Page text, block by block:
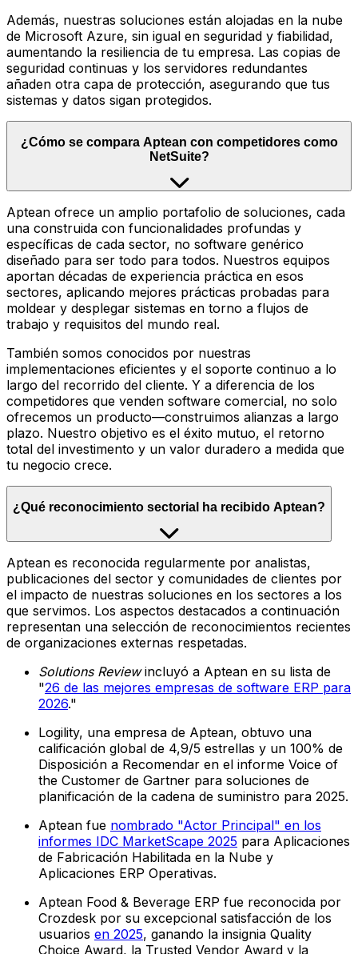
Además, nuestras soluciones están alojadas en la nube
de Microsoft Azure, sin igual en seguridad y fiabilidad,
aumentando la resiliencia de tu empresa. Las copias de
seguridad continuas y los servidores redundantes
añaden otra capa de protección, asegurando que tus
sistemas y datos sigan protegidos.
¿Cómo se compara Aptean con competidores como
NetSuite?
Aptean ofrece un amplio portafolio de soluciones, cada
una construida con funcionalidades profundas y
específicas de cada sector, no software genérico
diseñado para ser todo para todos. Nuestros equipos
aportan décadas de experiencia práctica en esos
sectores, aplicando mejores prácticas probadas para
moldear y desplegar sistemas en torno a flujos de
trabajo y requisitos del mundo real.
También somos conocidos por nuestras
implementaciones eficientes y el soporte continuo a lo
largo del recorrido del cliente. Y a diferencia de los
competidores que venden software comercial, no solo
ofrecemos un producto—construimos alianzas a largo
plazo. Nuestro objetivo es el éxito mutuo, el retorno
total del investimento y un valor duradero a medida que
tu negocio crece.
¿Qué reconocimiento sectorial ha recibido Aptean?
Aptean es reconocida regularmente por analistas,
publicaciones del sector y comunidades de clientes por
el impacto de nuestras soluciones en los sectores a los
que servimos. Los aspectos destacados a continuación
representan una selección de reconocimientos recientes
de organizaciones externas respetadas.
Solutions Reviewincluyó a Aptean en su lista de
"26 de las mejores empresas de software ERP para
2026."
Logility, una empresa de Aptean, obtuvo una
calificación global de 4,9/5 estrellas y un 100% de
Disposición a Recomendar en el informe Voice of
the Customer de Gartner para soluciones de
planificación de la cadena de suministro para 2025.
Aptean fue nombrado "Actor Principal" en los
informes IDC MarketScape 2025 para Aplicaciones
de Fabricación Habilitada en la Nube y
Aplicaciones ERP Operativas.
Aptean Food & Beverage ERP fue reconocida por
Crozdesk por su excepcional satisfacción de los
usuarios en 2025, ganando la insignia Quality
Choice Award, la Trusted Vendor Award y la